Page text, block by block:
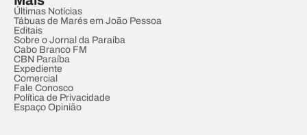
Últimas Notícias
Tábuas de Marés em João Pessoa
Editais
Sobre o Jornal da Paraíba
Cabo Branco FM
CBN Paraíba
Expediente
Comercial
Fale Conosco
Política de Privacidade
Espaço Opinião